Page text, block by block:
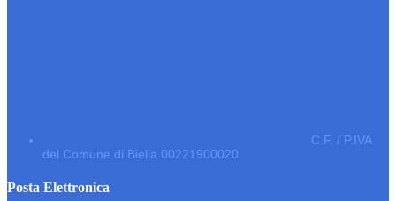
C.F. / P.IVA
del Comune di Biella 00221900020
Posta Elettronica